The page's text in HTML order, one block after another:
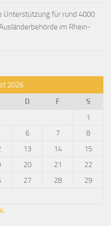
Unterstützung für rund 4000
im Rhein-
2026
D F
S
1
6 7
8
13 14
15
20 21
22
27 28
29